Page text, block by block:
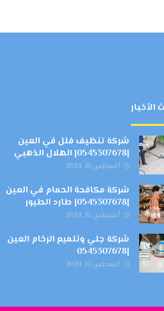
الأخبار
شركة تنظيف فلل في العين
|0545307678| الهلال الذهبي
أغسطس 10, 2024
شركة مكافحة الحمام في العين
|0545307678| طارد الطيور
أغسطس 10, 2024
شركة جلي وتلميع الرخام العين
|0545307678
أغسطس 10, 2024